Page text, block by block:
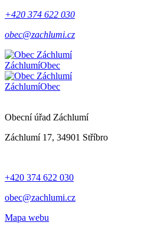
+420 374 622 030
obec@zachlumi.cz
ZáchlumíObec
ZáchlumíObec
Obecní úřad Záchlumí
Záchlumí 17, 34901 Stříbro
+420 374 622 030
obec@zachlumi.cz
Mapa webu